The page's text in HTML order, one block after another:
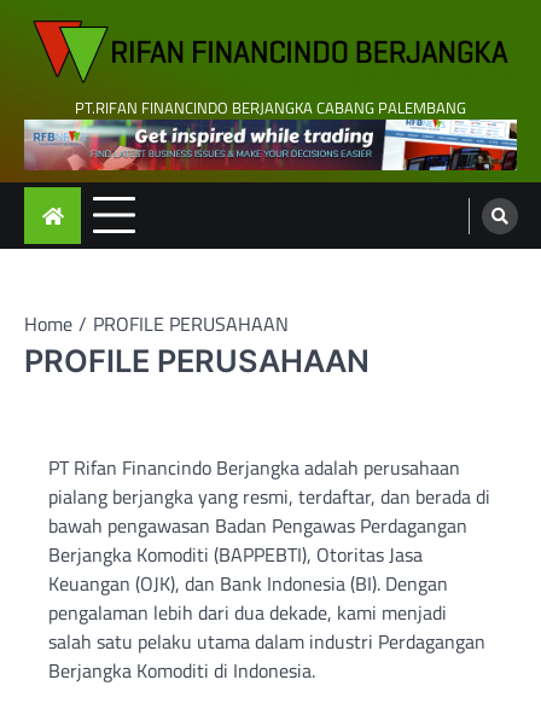
content
PT.RIFAN FINANCINDO BERJANGKA CABANG PALEMBANG
Home PROFILE PERUSAHAAN
PROFILE PERUSAHAAN
PT Rifan Financindo Berjangka adalah perusahaan
pialang berjangka yang resmi, terdaftar, dan berada di
bawah pengawasan Badan Pengawas Perdagangan
Berjangka Komoditi (BAPPEBTI), Otoritas Jasa
Keuangan (OJK), dan Bank Indonesia (BI). Dengan
pengalaman lebih dari dua dekade, kami menjadi
salah satu pelaku utama dalam industri Perdagangan
Berjangka Komoditi di Indonesia.